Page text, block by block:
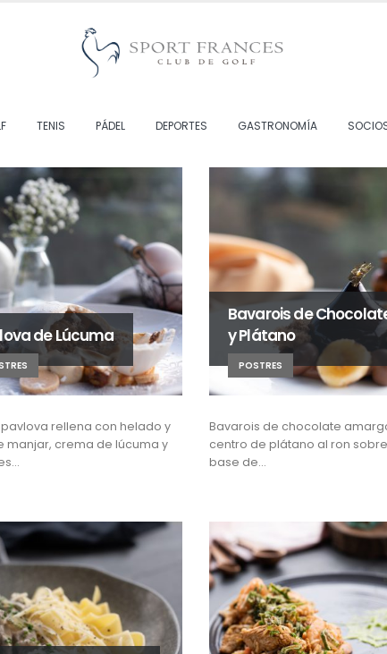
TENIS PÁDEL DEPORTES GASTRONOMÍA
de Lúcuma
rellena con helado y
manjar, crema de lúcuma y
Bavarois de
y Plátano
POSTRES
Bavarois de chocolate
centro de plátano al ron
base de…